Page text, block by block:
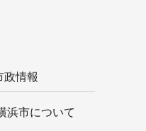
政情報
浜市について